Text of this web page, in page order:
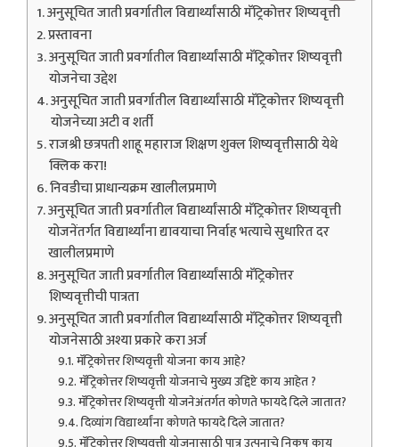
अनुसूचित जाती प्रवर्गातील विद्यार्थ्यांसाठी मॅट्रिकोत्तर शिष्यवृत्ती
प्रस्तावना
अनुसूचित जाती प्रवर्गातील विद्यार्थ्यांसाठी मॅट्रिकोत्तर शिष्यवृत्ती
योजनेचा उद्देश
अनुसूचित जाती प्रवर्गातील विद्यार्थ्यांसाठी मॅट्रिकोत्तर शिष्यवृत्ती
योजनेच्या अटी व शर्ती
राजश्री छत्रपती शाहू महाराज शिक्षण शुक्ल शिष्यवृत्तीसाठी येथे
क्लिक करा!
निवडीचा प्राधान्यक्रम खालीलप्रमाणे
अनुसूचित जाती प्रवर्गातील विद्यार्थ्यांसाठी मॅट्रिकोत्तर शिष्यवृत्ती
योजनेंतर्गत विद्यार्थ्यांना द्यावयाचा निर्वाह भत्याचे सुधारित दर
खालीलप्रमाणे
अनुसूचित जाती प्रवर्गातील विद्यार्थ्यांसाठी मॅट्रिकोत्तर
शिष्यवृत्तीची पात्रता
अनुसूचित जाती प्रवर्गातील विद्यार्थ्यांसाठी मॅट्रिकोत्तर शिष्यवृत्ती
योजनेसाठी अश्या प्रकारे करा अर्ज
मॅट्रिकोत्तर शिष्यवृत्ती योजना काय आहे?
मॅट्रिकोत्तर शिष्यवृत्ती योजनाचे मुख्य उद्दिष्टे काय आहेत ?
मॅट्रिकोत्तर शिष्यवृत्ती योजनेअंतर्गत कोणते फायदे दिले जातात?
दिव्यांग विद्यार्थ्यांना कोणते फायदे दिले जातात?